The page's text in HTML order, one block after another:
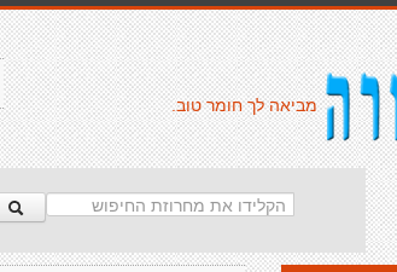
מביאה לך חומר טוב.